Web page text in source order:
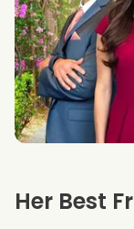
Her Best